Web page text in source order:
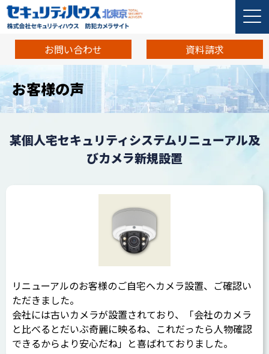
お問い合わせ 資料請求
お客様の声
某個人宅セキュリティシステムリニューアル及
びカメラ新規設置
リニューアルのお客様のご自宅へカメラ設置、ご確認い
ただきました。
会社には古いカメラが設置されており、「会社のカメラ
と比べるとだいぶ奇麗に映るね、これだったら人物確認
できるからより安心だね」と喜ばれておりました。